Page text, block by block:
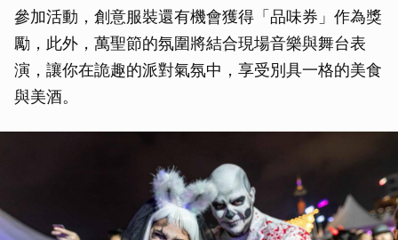
參加活動，創意服裝還有機會獲得「品味券」作為獎
勵，此外，萬聖節的氛圍將結合現場音樂與舞台表
演，讓你在詭趣的派對氣氛中，享受別具一格的美食
與美酒。